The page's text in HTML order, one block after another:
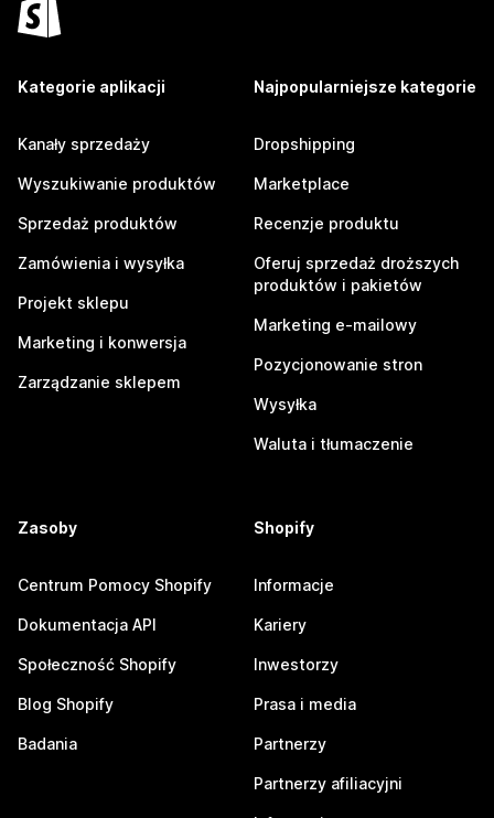
Kategorie aplikacji
Kanały sprzedaży
Wyszukiwanie produktów
Sprzedaż produktów
Zamówienia i wysyłka
Projekt sklepu
Marketing i konwersja
Zarządzanie sklepem
Najpopularniejsze kategorie
Dropshipping
Marketplace
Recenzje produktu
Oferuj sprzedaż droższych
produktów i pakietów
Marketing e-mailowy
Pozycjonowanie stron
Wysyłka
Waluta i tłumaczenie
Zasoby
Centrum Pomocy Shopify
Dokumentacja API
Społeczność Shopify
Blog Shopify
Badania
Shopify
Informacje
Kariery
Inwestorzy
Prasa i media
Partnerzy
Partnerzy afiliacyjni